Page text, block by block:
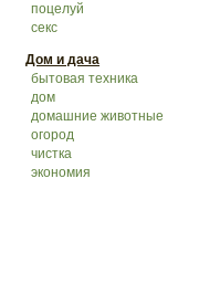
поцелуй
секс
Дом и дача
бытовая техника
дом
домашние животные
огород
чистка
экономия